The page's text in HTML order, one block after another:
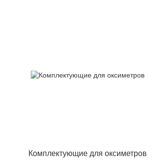
Комплектующие для оксиметров